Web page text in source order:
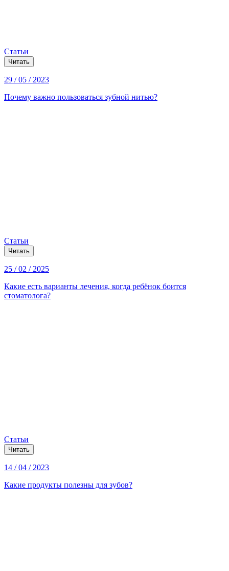
Статьи
Читать
29 / 05 / 2023
Почему важно пользоваться зубной нитью?
Статьи
Читать
25 / 02 / 2025
Какие есть варианты лечения, когда ребёнок боится
стоматолога?
Статьи
Читать
14 / 04 / 2023
Какие продукты полезны для зубов?